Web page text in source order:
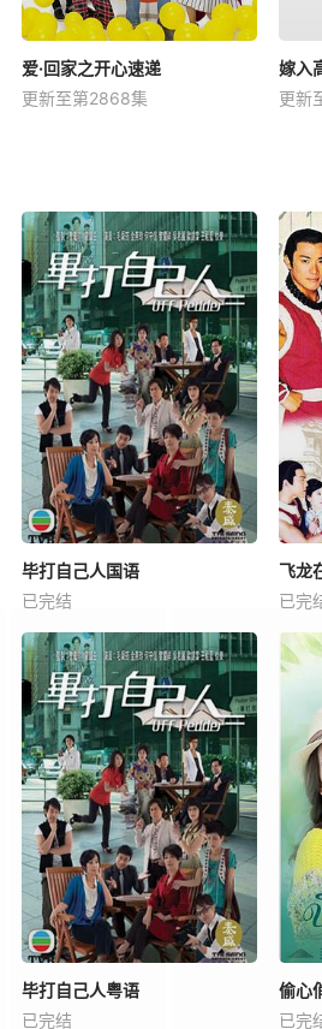
爱·回家之开心速递
更新至第2868集
嫁入
更新
毕打自己人国语
已完结
飞龙
已完
毕打自己人粤语
已完结
偷心
已完